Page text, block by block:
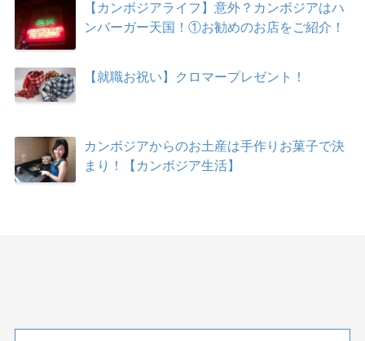
【カンボジアライフ】意外？カンボジアはハ
ンバーガー天国！①お勧めのお店をご紹介！
【就職お祝い】クロマープレゼント！
カンボジアからのお土産は手作りお菓子で決
まり！【カンボジア生活】